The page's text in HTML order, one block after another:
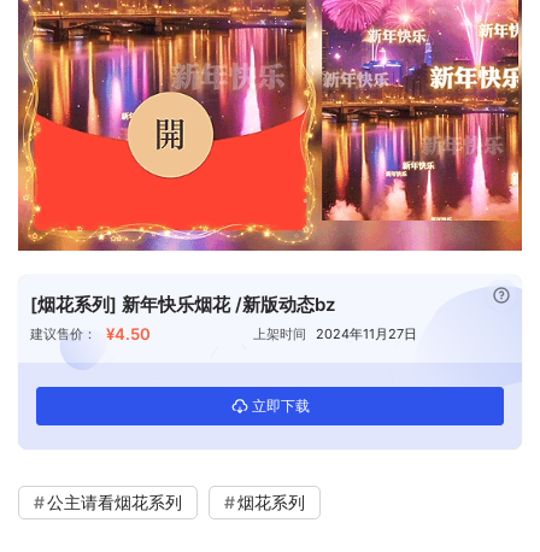
[烟花系列] 新年快乐烟花 /新版动态bz
建议售价： ¥4.50 上架时间 2024年11月27日
立即下载
已
公主请看烟花系列 烟花系列